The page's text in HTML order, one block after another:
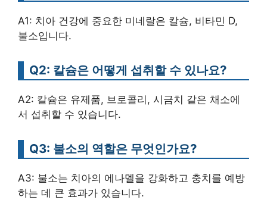
A1: 치아 건강에 중요한 미네랄은 칼슘, 비타민 D,
불소입니다.
Q2: 칼슘은 어떻게 섭취할 수 있나요?
A2: 칼슘은 유제품, 브로콜리, 시금치 같은 채소에
서 섭취할 수 있습니다.
Q3: 불소의 역할은 무엇인가요?
A3: 불소는 치아의 에나멜을 강화하고 충치를 예방
하는 데 큰 효과가 있습니다.